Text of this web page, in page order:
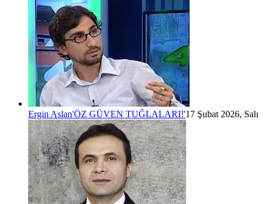
Ergin Aslan'ÖZ GÜVEN TUĞLALARI!'17 Şubat 2026, Salı